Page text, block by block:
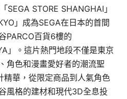
STORE SHANGHAI」
」成為SEGA在日本的首間
PARCO百貨6樓的
」。這片熱門地段不僅是東京
角色和漫畫愛好者的潮流聖
精華，從限定商品到人氣角色
風格的建材和現代3D全息投